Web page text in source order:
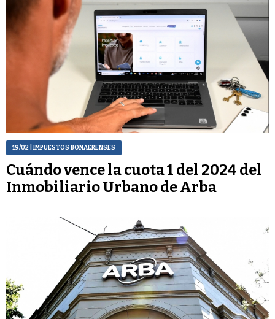
19/02 | IMPUESTOS BONAERENSES
Cuándo vence la cuota 1 del 2024 del
Inmobiliario Urbano de Arba